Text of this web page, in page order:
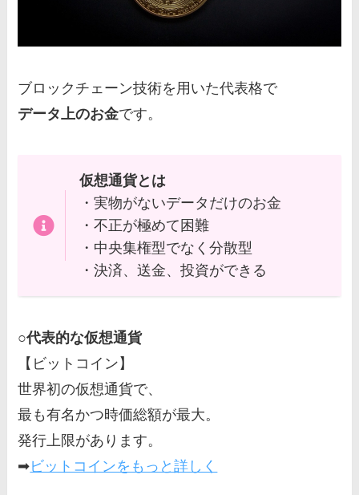
ブロックチェーン技術を用いた代表格で
データ上のお金です。
仮想通貨とは
・実物がないデータだけのお金
・不正が極めて困難
・中央集権型でなく分散型
・決済、送金、投資ができる
○代表的な仮想通貨
【ビットコイン】
世界初の仮想通貨で、
最も有名かつ時価総額が最大。
発行上限があります。
➡ビットコインをもっと詳しく